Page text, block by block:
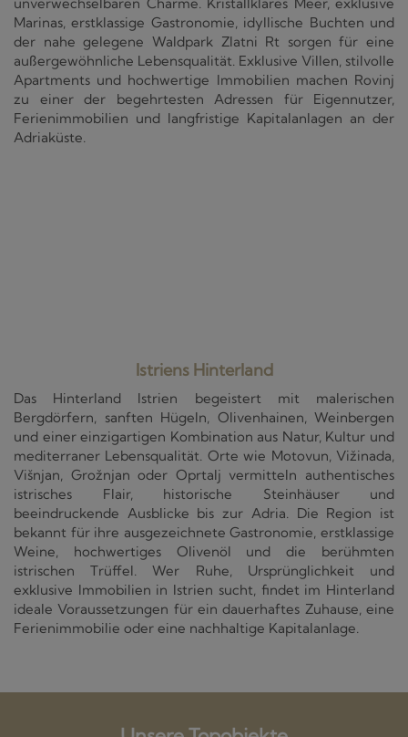
Marinas, erstklassige Gastronomie, idyllische Buchten und
der nahe gelegene Waldpark Zlatni Rt sorgen für eine
außergewöhnliche Lebensqualität. Exklusive Villen, stilvolle
Apartments und hochwertige Immobilien machen Rovinj
zu einer der begehrtesten Adressen für Eigennutzer,
Ferienimmobilien und langfristige Kapitalanlagen an der
Adriaküste.
Istriens Hinterland
Das Hinterland Istrien begeistert mit malerischen
Bergdörfern, sanften Hügeln, Olivenhainen, Weinbergen
und einer einzigartigen Kombination aus Natur, Kultur und
mediterraner Lebensqualität. Orte wie Motovun, Vižinada,
Višnjan, Grožnjan oder Oprtalj vermitteln authentisches
istrisches Flair, historische Steinhäuser und
beeindruckende Ausblicke bis zur Adria. Die Region ist
bekannt für ihre ausgezeichnete Gastronomie, erstklassige
Weine, hochwertiges Olivenöl und die berühmten
istrischen Trüffel. Wer Ruhe, Ursprünglichkeit und
exklusive Immobilien in Istrien sucht, findet im Hinterland
ideale Voraussetzungen für ein dauerhaftes Zuhause, eine
Ferienimmobilie oder eine nachhaltige Kapitalanlage.